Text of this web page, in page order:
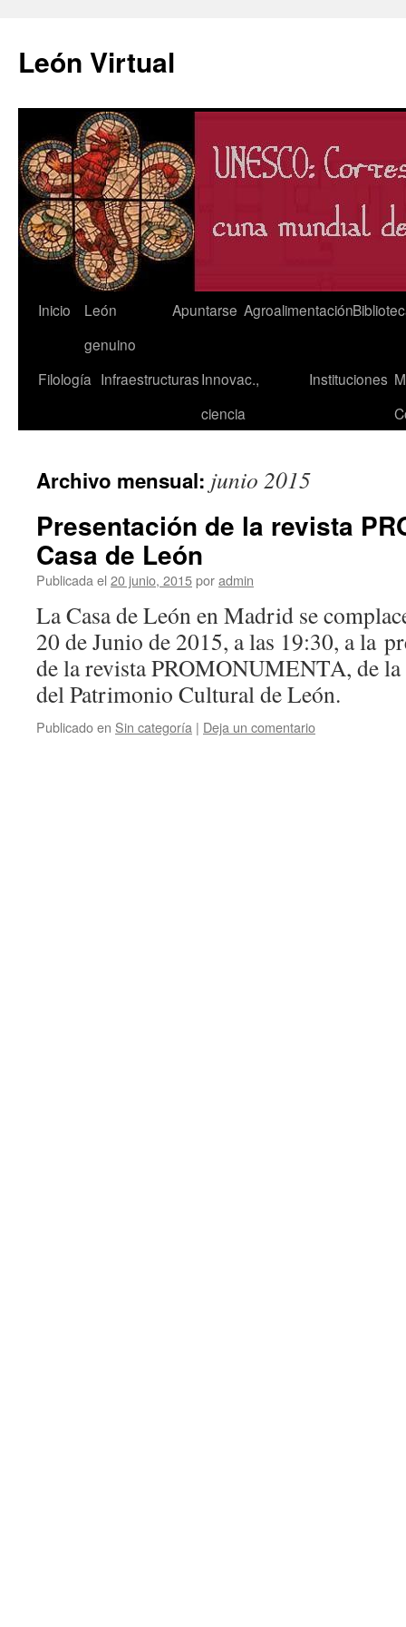
León Virtual
Saltar
contenido
Inicio
León
genuino
Apuntarse Agroalimentación
Filología InfraestructurasInnovac.,
ciencia
Instituciones
Archivo mensual: junio 2015
Presentación de la revista
Casa de León
Publicada el 20 junio, 2015poradmin
La Casa de León en Madrid se
20 de Junio de 2015, a las 19:30, a la
de la revista PROMONUMENTA, de
del Patrimonio Cultural de León.
Publicado en Sin categoría | Deja un comentario